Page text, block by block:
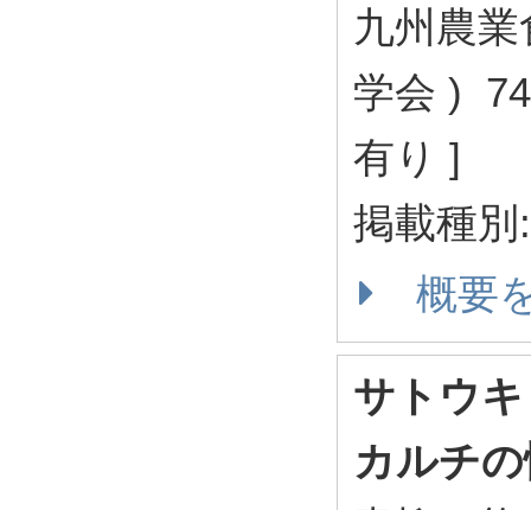
九州農
学会 )
有り ]
掲載種
概要
サトウ
カルチ